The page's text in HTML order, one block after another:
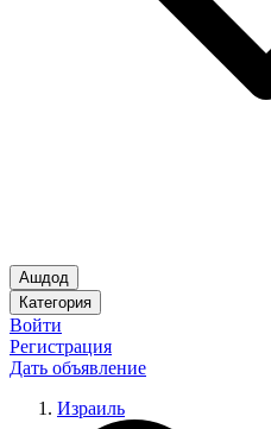
Ашдод
Категория
Войти
Регистрация
Дать объявление
Израиль